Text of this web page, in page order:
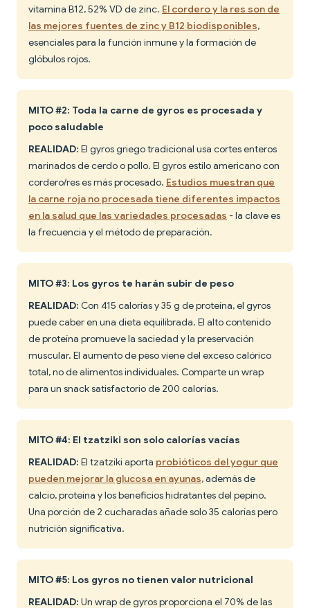
vitamina B12, 52% VD de zinc. El cordero y la res son de
las mejores fuentes de zinc y B12 biodisponibles,
esenciales para la función inmune y la formación de
glóbulos rojos.
MITO #2: Toda la carne de gyros es procesada y
poco saludable
REALIDAD: El gyros griego tradicional usa cortes enteros
marinados de cerdo o pollo. El gyros estilo americano con
cordero/res es más procesado. Estudios muestran que
la carne roja no procesada tiene diferentes impactos
en la salud que las variedades procesadas - la clave es
la frecuencia y el método de preparación.
MITO #3: Los gyros te harán subir de peso
REALIDAD: Con 415 calorías y 35 g de proteína, el gyros
puede caber en una dieta equilibrada. El alto contenido
de proteína promueve la saciedad y la preservación
muscular. El aumento de peso viene del exceso calórico
total, no de alimentos individuales. Comparte un wrap
para un snack satisfactorio de 200 calorías.
MITO #4: El tzatziki son solo calorías vacías
REALIDAD: El tzatziki aporta probióticos del yogur que
pueden mejorar la glucosa en ayunas, además de
calcio, proteína y los beneficios hidratantes del pepino.
Una porción de 2 cucharadas añade solo 35 calorías pero
nutrición significativa.
MITO #5: Los gyros no tienen valor nutricional
REALIDAD: Un wrap de gyros proporciona el 70% de las